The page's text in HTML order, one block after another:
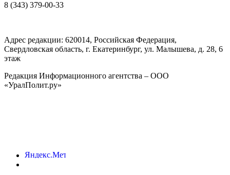
8 (343) 379-00-33
Адрес редакции: 620014, Российская Федерация,
Свердловская область, г. Екатеринбург, ул. Малышева, д. 28, 6
этаж
Редакция Информационного агентства – ООО
«УралПолит.ру»